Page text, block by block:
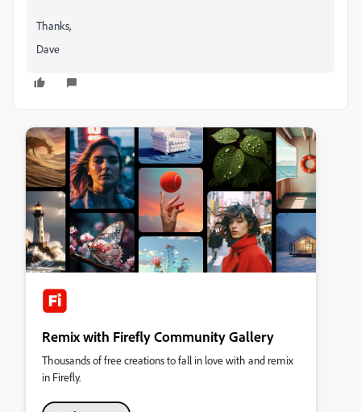
Thanks,
Dave
Remix with Firefly Community Gallery
Thousands of free creations to fall in love with and remix
in Firefly.